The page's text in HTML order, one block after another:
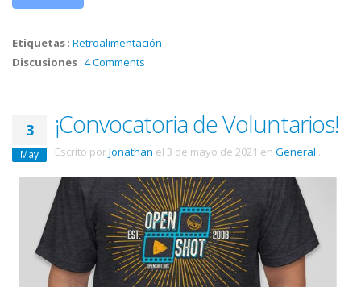
Etiquetas : Retroalimentación
Discusiones : 4 Comments
3
May
¡Convocatoria de Voluntarios!
Escrito porJonathan el 3 de mayo de 2021 en General .